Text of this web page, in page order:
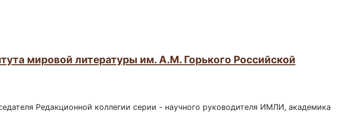
мировой литературы им. А.М. Горького Российской
Редакционной коллегии серии - научного руководителя ИМЛИ, академика